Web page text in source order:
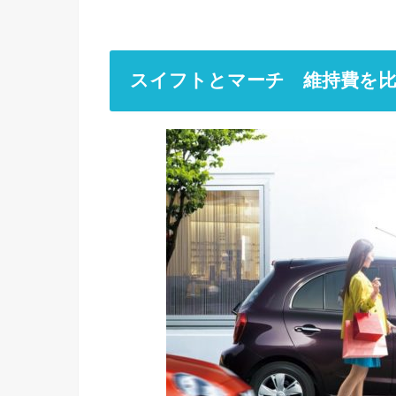
スイフトとマーチ 維持費を